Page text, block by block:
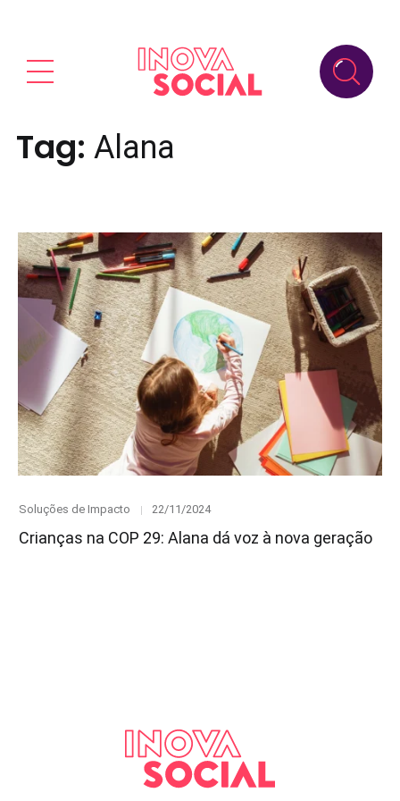
Tag: Alana
Category
Soluções de Impacto
Posted
22/11/2024
Crianças na COP 29: Alana dá voz à nova geração